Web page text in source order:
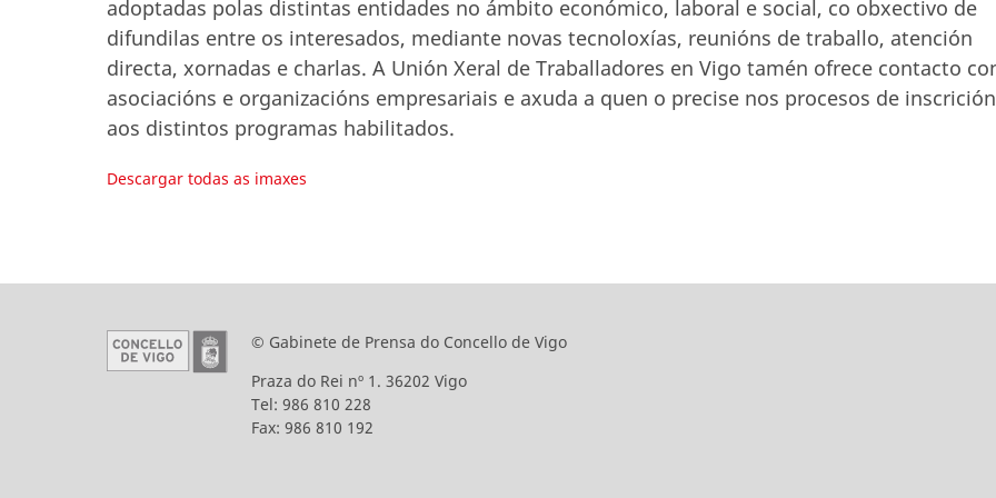
adoptadas polas distintas entidades no ámbito económico, laboral e social, co obxectivo de
difundilas entre os interesados, mediante novas tecnoloxías, reunións de traballo, atención
directa, xornadas e charlas. A Unión Xeral de Traballadores en Vigo tamén ofrece contacto
asociacións e organizacións empresariais e axuda a quen o precise nos procesos de inscrición
aos distintos programas habilitados.
Descargar todas as imaxes
© Gabinete de Prensa do Concello de Vigo
Praza do Rei nº 1. 36202 Vigo
Tel: 986 810 228
Fax: 986 810 192